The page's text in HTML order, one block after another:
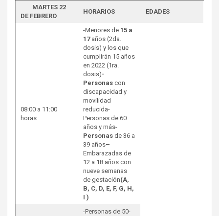
MARTES 22
DE FEBRERO
HORARIOS EDADES
08:00 a 11:00
horas
-Menores de 15 a
17años (2da.
dosis) y los que
cumplirán 15 años
en 2022 (1ra.
dosis)-
Personas con
discapacidad y
movilidad
reducida-
Personas de 60
años y más-
Personas de 36 a
39 años–
Embarazadas de
12 a 18 años con
nueve semanas
de gestación(A,
B, C, D, E, F, G, H,
I )
-Personas de 50-